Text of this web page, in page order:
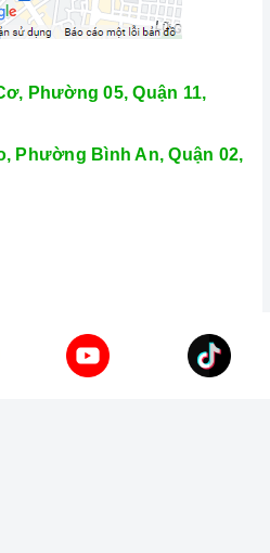
Phường 05, Quận 11,
Phường Bình An, Quận 02,
Ty TNHH Home Best Việt Nam
bởi
Sapo